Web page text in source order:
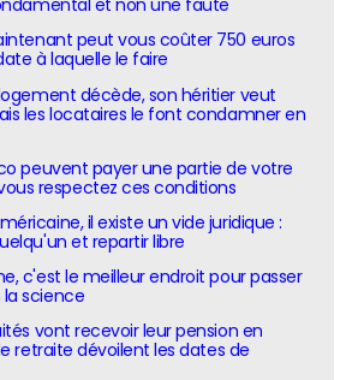
et non une faute
peut vous coûter 750 euros
à laquelle le faire
décède, son héritier veut
les locataires le font condamner en
peuvent payer une partie de votre
respectez ces conditions
il existe un vide juridique :
et repartir libre
c'est le meilleur endroit pour passer
la science
vont recevoir leur pension en
retraite dévoilent les dates de